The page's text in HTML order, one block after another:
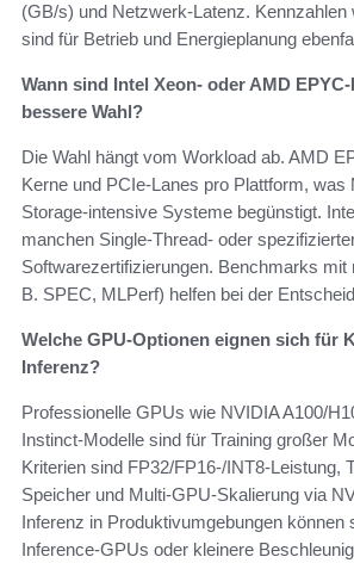
(GB/s) und Netzwerk-Latenz. Kennzahlen
sind für Betrieb und Energieplanung
Wann sind Intel Xeon- oder AMD
bessere Wahl?
Die Wahl hängt vom Workload ab. AMD
Kerne und PCIe-Lanes pro Plattform, was
Storage-intensive Systeme begünstigt.
manchen Single-Thread- oder
Softwarezertifizierungen. Benchmarks mit
B. SPEC, MLPerf) helfen bei der
Welche GPU-Optionen eignen sich für
Inferenz?
Professionelle GPUs wie NVIDIA A100/
Instinct-Modelle sind für Training großer
Kriterien sind FP32/FP16-/INT8-Leistung,
Speicher und Multi-GPU-Skalierung via
Inferenz in Produktivumgebungen können
Inference-GPUs oder kleinere